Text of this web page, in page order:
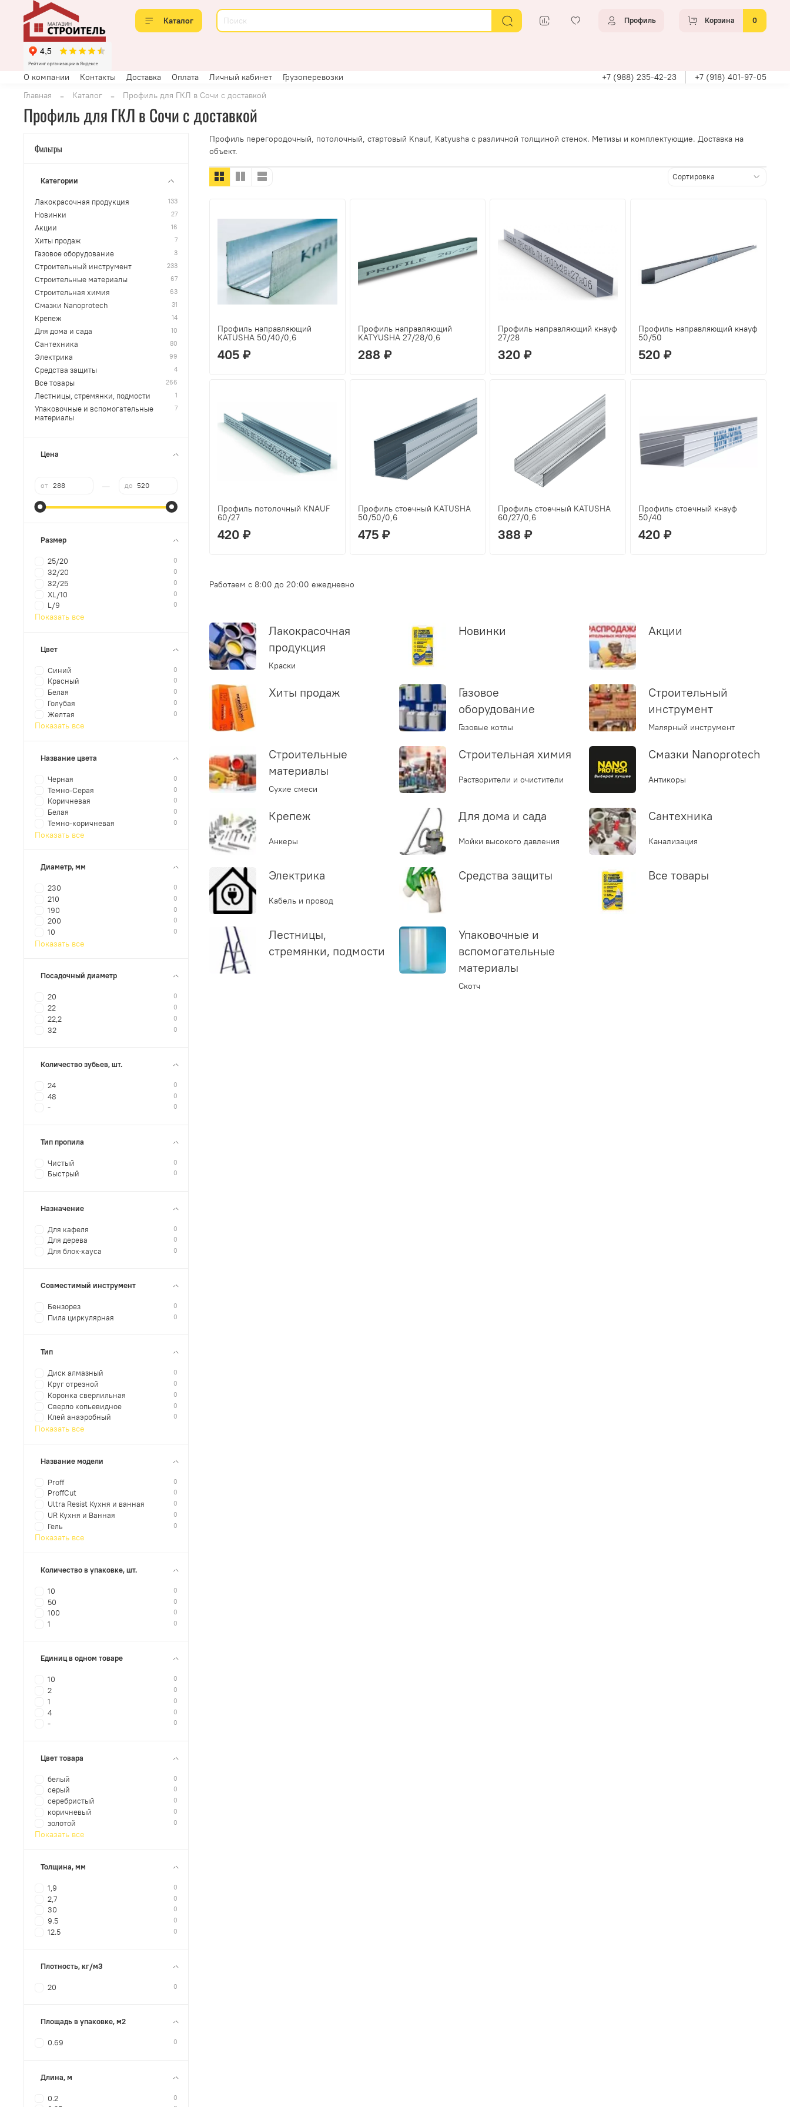
Каталог Профиль Корзина 0
О компании Контакты Доставка Оплата Личный кабинет Грузоперевозки +7 (988) 235-42-23
+7 (918) 401-97-05
Главная
Каталог Профиль для ГКЛ в Сочи с доставкой
Профиль для ГКЛ в Сочи с доставкой
Профиль перегородочный, потолочный, стартовый Knauf, Katyusha с различной толщиной стенок. Метизы и комплектующие. Доставка на
объект.
Профиль направляющий
KATUSHA 50/40/0,6
405 ₽
Профиль направляющий
KATYUSHA 27/28/0,6
288 ₽
Профиль направляющий кнауф
27/28
320 ₽
Профиль направляющий кнауф
50/50
520 ₽
Профиль потолочный KNAUF
60/27
420 ₽
Профиль стоечный KATUSHA
50/50/0,6
475 ₽
Профиль стоечный KATUSHA
60/27/0,6
388 ₽
Профиль стоечный кнауф
50/40
420 ₽
Работаем с 8:00 до 20:00 ежедневно
Лакокрасочная
продукция
Краски
Новинки Акции
Хиты продаж
Газовое
оборудование
Газовые котлы
Строительный
инструмент
Малярный инструмент
Строительные
материалы
Сухие смеси
Строительная химия
Растворители и очистители
Смазки Nanoprotech
Антикоры
Крепеж
Анкеры
Для дома и сада
Мойки высокого давления
Сантехника
Канализация
Электрика
Кабель и провод
Средства защиты Все товары
Лестницы,
стремянки, подмости
Упаковочные и
вспомогательные
материалы
Скотч
Фильтры
Категории
Лакокрасочная продукция 133
Новинки 27
Акции 16
Хиты продаж 7
Газовое оборудование 3
Строительный инструмент 233
Строительные материалы 67
Строительная химия 63
Смазки Nanoprotech 31
Крепеж 14
Для дома и сада 10
Сантехника 80
Электрика 99
Средства защиты 4
Все товары 266
Лестницы, стремянки, подмости 1
Упаковочные и вспомогательные
материалы
7
Цена
от до
Размер
25/20 0
32/20 0
32/25 0
XL/10 0
L/9 0
Показать все
Цвет
Синий 0
Красный 0
Белая 0
Голубая 0
Желтая 0
Показать все
Название цвета
Черная 0
Темно-Серая 0
Коричневая 0
Белая 0
Темно-коричневая 0
Показать все
Диаметр, мм
230 0
210 0
190 0
200 0
10 0
Показать все
Посадочный диаметр
20 0
22 0
22,2 0
32 0
Количество зубьев, шт.
24 0
48 0
- 0
Тип пропила
Чистый 0
Быстрый 0
Назначение
Для кафеля 0
Для дерева 0
Для блок-хауса 0
Совместимый инструмент
Бензорез 0
Пила циркулярная 0
Тип
Диск алмазный 0
Круг отрезной 0
Коронка сверлильная 0
Сверло копьевидное 0
Клей анаэробный 0
Показать все
Название модели
Proff 0
ProffCut 0
Ultra Resist Кухня и ванная 0
UR Кухня и Ванная 0
Гель 0
Показать все
Количество в упаковке, шт.
10 0
50 0
100 0
1 0
Единиц в одном товаре
10 0
2 0
1 0
4 0
- 0
Цвет товара
белый 0
серый 0
серебристый 0
коричневый 0
золотой 0
Показать все
Толщина, мм
1,9 0
2,7 0
30 0
9.5 0
12.5 0
Плотность, кг/м3
20 0
Площадь в упаковке, м2
0.69 0
Длина, м
0.2 0